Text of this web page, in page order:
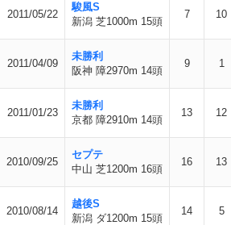
2011/05/22
駿風S
新潟 芝1000m 15頭
7 10
2011/04/09
未勝利
阪神 障2970m 14頭
9 1
2011/01/23
未勝利
京都 障2910m 14頭
13 12
2010/09/25
セプテ
中山 芝1200m 16頭
16 13
2010/08/14
越後S
新潟 ダ1200m 15頭
14 5